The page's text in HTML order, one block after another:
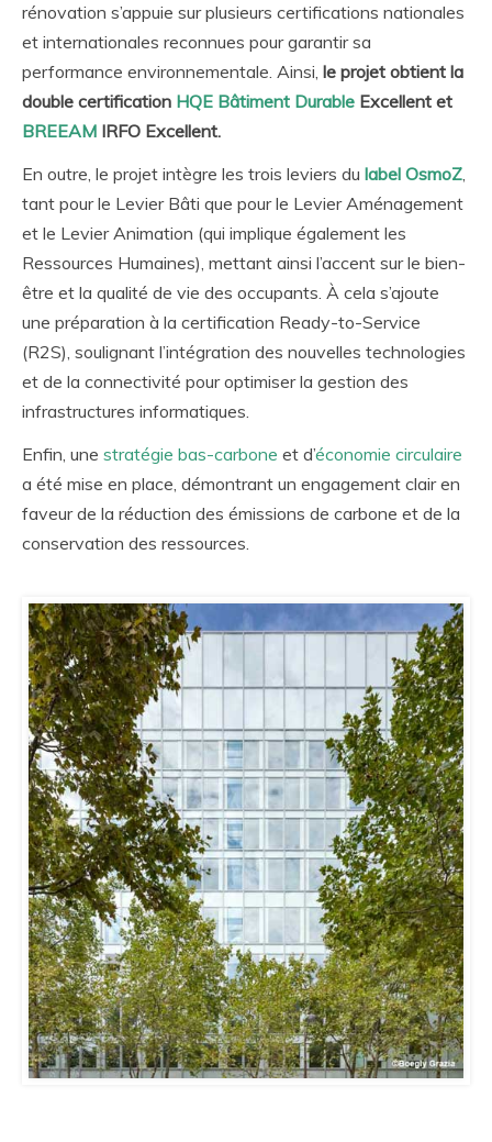
rénovation s’appuie sur plusieurs certifications nationales
et internationales reconnues pour garantir sa
performance environnementale. Ainsi, le projet obtient la
double certification HQE Bâtiment Durable Excellent et
BREEAM IRFO Excellent.
En outre, le projet intègre les trois leviers du label OsmoZ,
tant pour le Levier Bâti que pour le Levier Aménagement
et le Levier Animation (qui implique également les
Ressources Humaines), mettant ainsi l’accent sur le bien-
être et la qualité de vie des occupants. À cela s’ajoute
une préparation à la certification Ready-to-Service
(R2S), soulignant l’intégration des nouvelles technologies
et de la connectivité pour optimiser la gestion des
infrastructures informatiques.
Enfin, une stratégie bas-carbone et d’économie circulaire
a été mise en place, démontrant un engagement clair en
faveur de la réduction des émissions de carbone et de la
conservation des ressources.